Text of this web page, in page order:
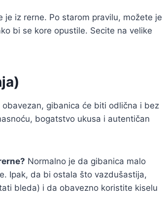
je iz rerne. Po starom pravilu, možete je
bi se kore opustile. Secite na velike
obavezan, gibanica će biti odlična i bez
bogatstvo ukusa i autentičan
Normalno je da gibanica malo
Ipak, da bi ostala što vazdušastija,
bleda) i da obavezno koristite kiselu